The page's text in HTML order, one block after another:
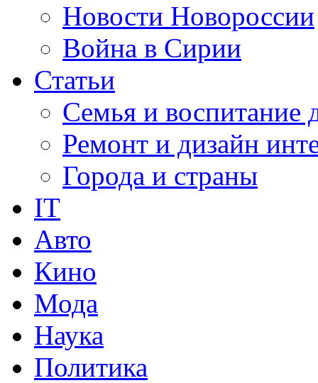
Новости Новороссии
Война в Сирии
Статьи
Семья и воспитание
Ремонт и дизайн
Города и страны
IT
Авто
Кино
Мода
Наука
Политика